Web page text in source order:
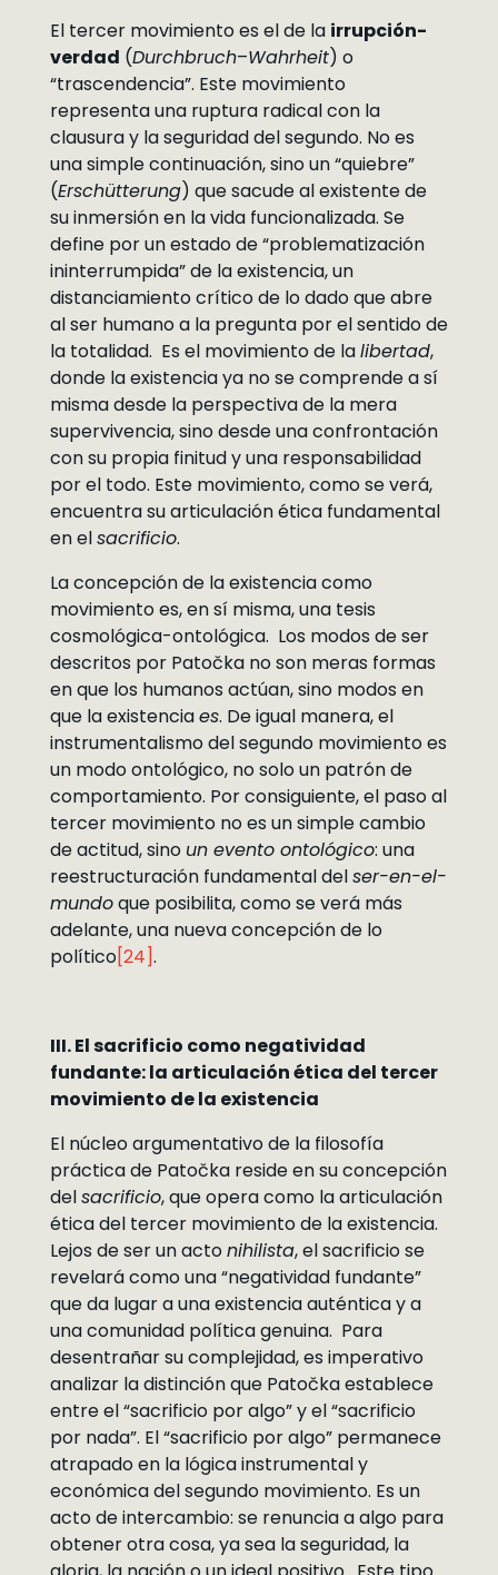
El tercer movimiento es el de la irrupción-
verdad (Durchbruch–Wahrheit) o
“trascendencia”. Este movimiento
representa una ruptura radical con la
clausura y la seguridad del segundo. No es
una simple continuación, sino un “quiebre”
(Erschütterung) que sacude al existente de
su inmersión en la vida funcionalizada. Se
define por un estado de “problematización
ininterrumpida” de la existencia, un
distanciamiento crítico de lo dado que abre
al ser humano a la pregunta por el sentido de
la totalidad. Es el movimiento de lalibertad,
donde la existencia ya no se comprende a sí
misma desde la perspectiva de la mera
supervivencia, sino desde una confrontación
con su propia finitud y una responsabilidad
por el todo. Este movimiento, como se verá,
encuentra su articulación ética fundamental
en elsacrificio.
La concepción de la existencia como
movimiento es, en sí misma, una tesis
cosmológica-ontológica. Los modos de ser
descritos por Patočka no son meras formas
en que los humanos actúan, sino modos en
que la existenciaes. De igual manera, el
instrumentalismo del segundo movimiento es
un modo ontológico, no solo un patrón de
comportamiento. Por consiguiente, el paso al
tercer movimiento no es un simple cambio
de actitud, sino un evento ontológico: una
reestructuración fundamental delser-en-el-
mundoque posibilita, como se verá más
adelante, una nueva concepción de lo
político[24].
III. El sacrificio como negatividad
fundante: la articulación ética del tercer
movimiento de la existencia
El núcleo argumentativo de la filosofía
práctica de Patočka reside en su concepción
delsacrificio, que opera como la articulación
ética del tercer movimiento de la existencia.
Lejos de ser un actonihilista, el sacrificio se
revelará como una “negatividad fundante”
que da lugar a una existencia auténtica y a
una comunidad política genuina. Para
desentrañar su complejidad, es imperativo
analizar la distinción que Patočka establece
entre el “sacrificio por algo” y el “sacrificio
por nada”. El “sacrificio por algo” permanece
atrapado en la lógica instrumental y
económica del segundo movimiento. Es un
acto de intercambio: se renuncia a algo para
obtener otra cosa, ya sea la seguridad, la